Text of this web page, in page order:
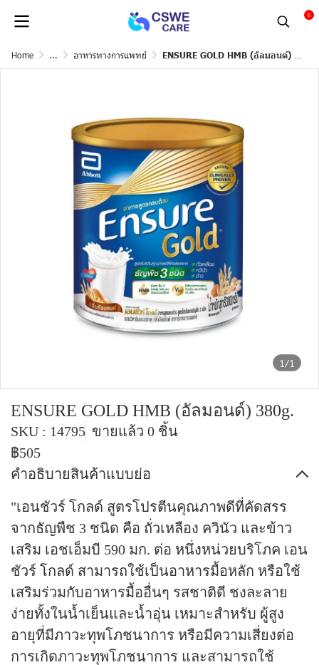
0
Home ... อาหารทางการแพทย์ ENSURE GOLD HMB (อัลมอนด์) 380g.
1/1
ENSURE GOLD HMB (อัลมอนด์) 380g.
SKU : 14795 ขายแล้ว 0 ชิ้น
฿505
คำอธิบายสินค้าแบบย่อ
"เอนชัวร์ โกลด์ สูตรโปรตีนคุณภาพดีที่คัดสรร
จากธัญพืช 3 ชนิด คือ ถั่วเหลือง ควินัว และข้าว
เสริม เอชเอ็มบี 590 มก. ต่อ หนึ่งหน่วยบริโภค เอน
ชัวร์ โกลด์ สามารถใช้เป็นอาหารมื้อหลัก หรือใช้
เสริมร่วมกับอาหารมื้ออื่นๆ รสชาติดี ชงละลาย
ง่ายทั้งในน้ำเย็นและน้ำอุ่น เหมาะสำหรับ ผู้สูง
อายุที่มีภาวะทุพโภชนาการ หรือมีความเสี่ยงต่อ
การเกิดภาวะทุพโภชนาการ และสามารถใช้